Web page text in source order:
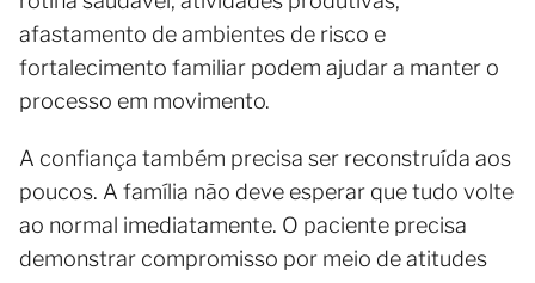
afastamento de ambientes de risco e
fortalecimento familiar podem ajudar a manter o
processo em movimento.
A confiança também precisa ser reconstruída aos
poucos. A família não deve esperar que tudo volte
ao normal imediatamente. O paciente precisa
demonstrar compromisso por meio de atitudes